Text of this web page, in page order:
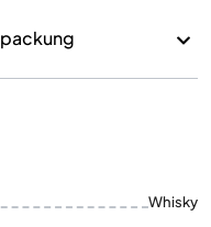
Whisky